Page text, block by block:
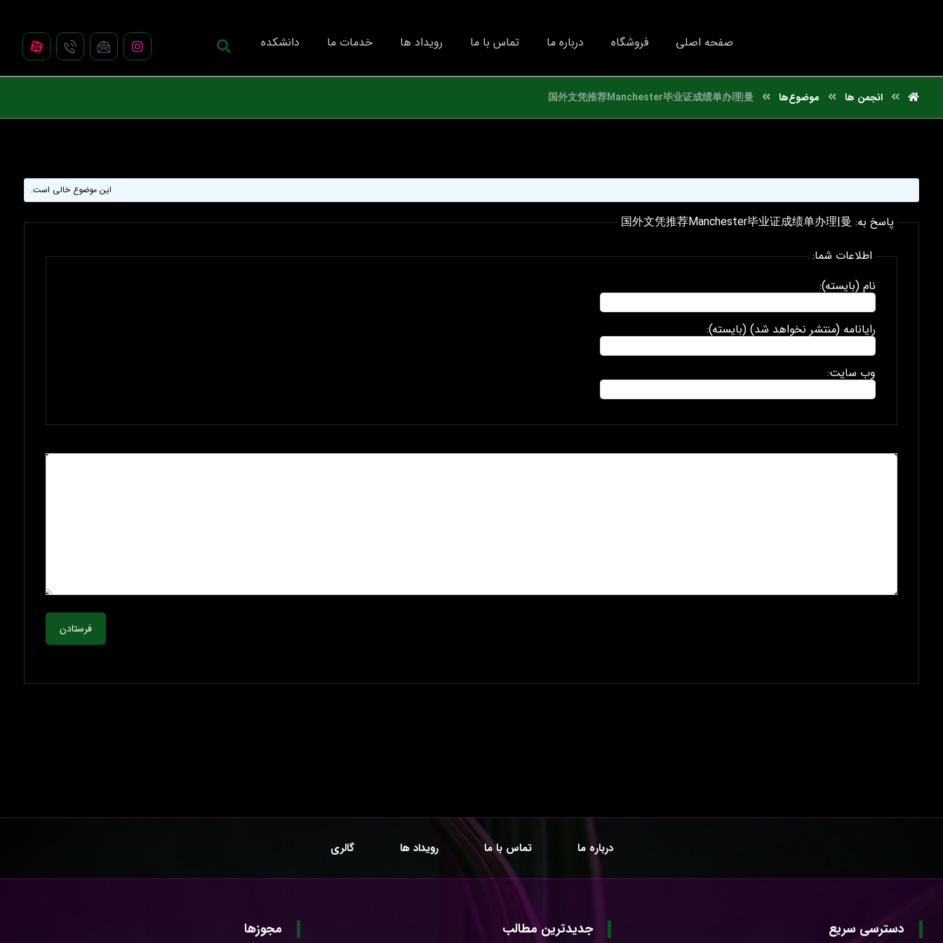
صفحه اصلی فروشگاه درباره ما تماس با ما رویداد ها خدمات ما دانشکده
انجمن ها موضوع‌ها 国外文凭推荐Manchester毕业证成绩单办理|曼
این موضوع خالی است.
پاسخ به: 国外文凭推荐Manchester毕业证成绩单办理|曼
اطلاعات شما:
نام (بایسته):
رایانامه (منتشر نخواهد شد) (بایسته):
وب سایت:
فرستادن
درباره ما تماس با ما رویداد ها گالری
دسترسی سریع جدیدترین مطالب مجوزها